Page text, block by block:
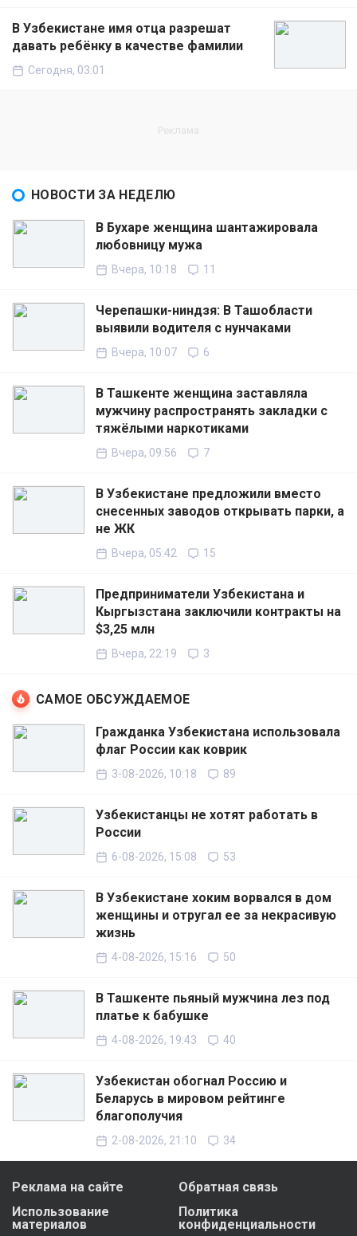
В Узбекистане имя отца разрешат
давать ребёнку в качестве фамилии
Сегодня, 03:01
НОВОСТИ ЗА НЕДЕЛЮ
В Бухаре женщина шантажировала
любовницу мужа
Вчера, 10:18 11
Черепашки-ниндзя: В Ташобласти
выявили водителя с нунчаками
Вчера, 10:07 6
В Ташкенте женщина заставляла
мужчину распространять закладки с
тяжёлыми наркотиками
Вчера, 09:56 7
В Узбекистане предложили вместо
снесенных заводов открывать парки, а
не ЖК
Вчера, 05:42 15
Предприниматели Узбекистана и
Кыргызстана заключили контракты на
$3,25 млн
Вчера, 22:19 3
САМОЕ ОБСУЖДАЕМОЕ
Гражданка Узбекистана использовала
флаг России как коврик
3-08-2026, 10:18 89
Узбекистанцы не хотят работать в
России
6-08-2026, 15:08 53
В Узбекистане хоким ворвался в дом
женщины и отругал ее за некрасивую
жизнь
4-08-2026, 15:16 50
В Ташкенте пьяный мужчина лез под
платье к бабушке
4-08-2026, 19:43 40
Узбекистан обогнал Россию и
Беларусь в мировом рейтинге
благополучия
2-08-2026, 21:10 34
Реклама на сайте
Обратная связь
Использование
материалов
Политика
конфиденциальности